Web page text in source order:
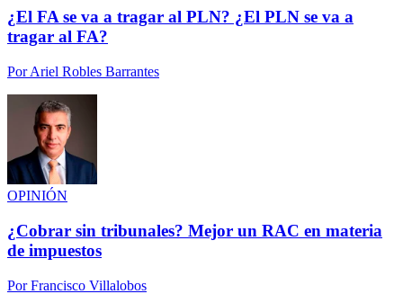
¿El FA se va a tragar al PLN? ¿El PLN se va a
tragar al FA?
PorAriel Robles Barrantes
OPINIÓN
¿Cobrar sin tribunales? Mejor un RAC en materia
de impuestos
PorFrancisco Villalobos